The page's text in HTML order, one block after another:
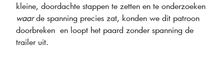
kleine, doordachte stappen te zetten en te onderzoeken
waarde spanning precies zat, konden we dit patroon
doorbreken en loopt het paard zonder spanning de
trailer uit.